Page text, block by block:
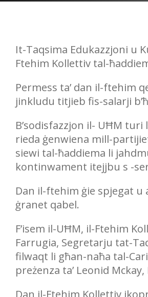
It-Taqsima Edukazzjoni u
Ftehim Kollettiv tal-
Permess ta’ dan il-ftehim
jinkludu titjieb fis-salarji
B’sodisfazzjon il- UĦM
rieda ġenwiena mill-
siewi tal-ħaddiema li
kontinwament itejjbu s -
Dan il-ftehim ġie spjegat
ġranet qabel.
F’isem il-UĦM, il-Ftehim
Farrugia, Segretarju tat-
filwaqt li għan-naħa tal-
preżenza ta’ Leonid
Dan il-Ftehim Kollettiv